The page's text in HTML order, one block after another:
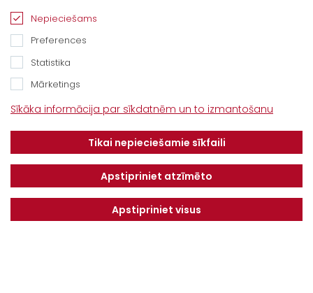
Kontakti
Jelgavas novads, LV-3043
info@dotnuvabaltic.lv
Nepieciešams
Preferences
Statistika
Mārketings
Sīkāka informācija par sīkdatnēm un to izmantošanu
Tikai nepieciešamie sīkfaili
Apstipriniet atzīmēto
Apstipriniet visus